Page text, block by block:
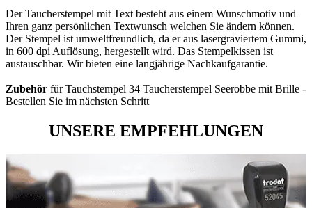
Der Taucherstempel mit Text besteht aus einem Wunschmotiv und
Ihren ganz persönlichen Textwunsch welchen Sie ändern können.
Der Stempel ist umweltfreundlich, da er aus lasergraviertem Gummi,
in 600 dpi Auflösung, hergestellt wird. Das Stempelkissen ist
austauschbar. Wir bieten eine langjährige Nachkaufgarantie.
Zubehör für Tauchstempel 34 Taucherstempel Seerobbe mit Brille -
Bestellen Sie im nächsten Schritt
UNSERE EMPFEHLUNGEN